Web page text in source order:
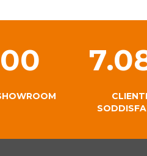
CLIENTI